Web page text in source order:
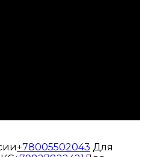
+78005502043 Для